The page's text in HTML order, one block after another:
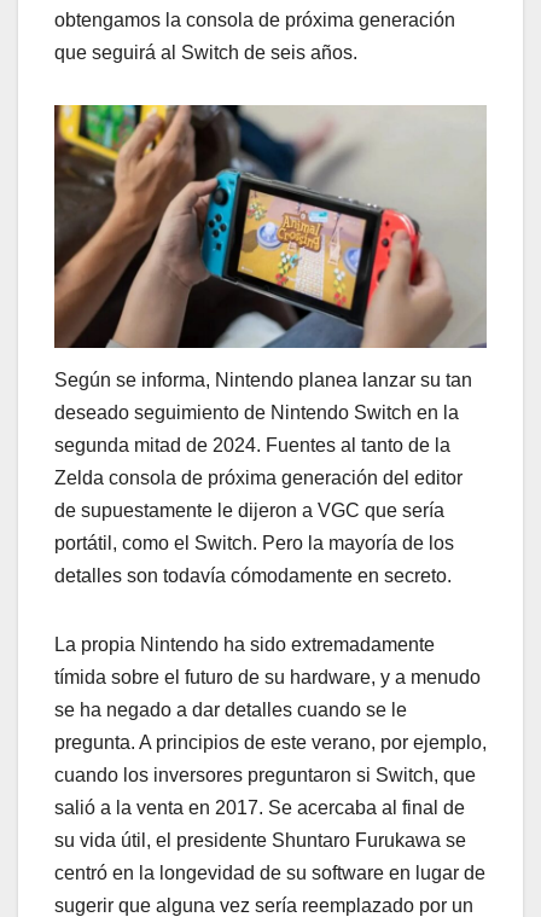
obtengamos la consola de próxima generación
que seguirá al Switch de seis años.
Según se informa, Nintendo planea lanzar su tan
deseado seguimiento de Nintendo Switch en la
segunda mitad de 2024. Fuentes al tanto de la
Zelda consola de próxima generación del editor
de supuestamente le dijeron a VGC que sería
portátil, como el Switch. Pero la mayoría de los
detalles son todavía cómodamente en secreto.
La propia Nintendo ha sido extremadamente
tímida sobre el futuro de su hardware, y a menudo
se ha negado a dar detalles cuando se le
pregunta. A principios de este verano, por ejemplo,
cuando los inversores preguntaron si Switch, que
salió a la venta en 2017. Se acercaba al final de
su vida útil, el presidente Shuntaro Furukawa se
centró en la longevidad de su software en lugar de
sugerir que alguna vez sería reemplazado por un